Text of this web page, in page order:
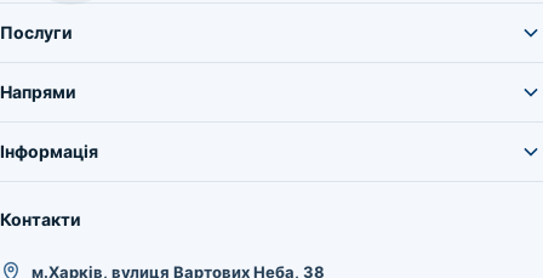
Послуги
Напрями
Інформація
Контакти
м.Харків, вулиця Вартових Неба, 38